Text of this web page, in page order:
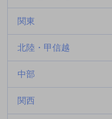
関東
北陸・甲信越
中部
関西